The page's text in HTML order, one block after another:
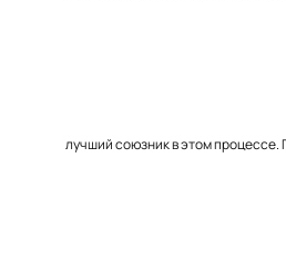
лучший союзник в этом процессе.